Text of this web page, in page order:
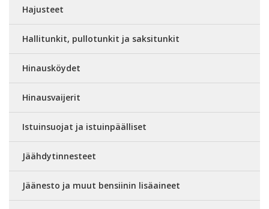
Hajusteet
Hallitunkit, pullotunkit ja saksitunkit
Hinausköydet
Hinausvaijerit
Istuinsuojat ja istuinpäälliset
Jäähdytinnesteet
Jäänesto ja muut bensiinin lisäaineet